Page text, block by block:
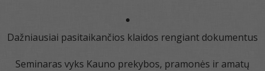
Dažniausiai pasitaikančios klaidos rengiant dokumentus
Seminaras vyks Kauno prekybos, pramonės ir amatų